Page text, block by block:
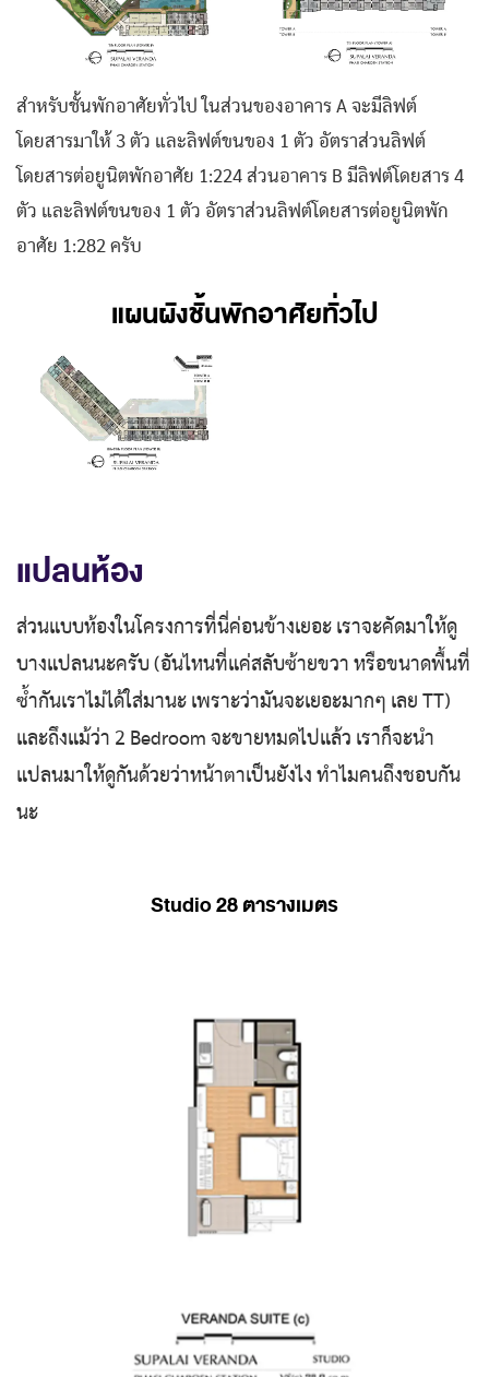
สำหรับชั้นพักอาศัยทั่วไป ในส่วนของอาคาร A จะมีลิฟต์
โดยสารมาให้ 3 ตัว และลิฟต์ขนของ 1 ตัว อัตราส่วนลิฟต์
โดยสารต่อยูนิตพักอาศัย 1:224 ส่วนอาคาร B มีลิฟต์โดยสาร 4
ตัว และลิฟต์ขนของ 1 ตัว อัตราส่วนลิฟต์โดยสารต่อยูนิตพัก
อาศัย 1:282 ครับ
แผนผังชั้นพักอาศัยทั่วไป
แปลนห้อง
ส่วนแบบห้องในโครงการที่นี่ค่อนข้างเยอะ เราจะคัดมาให้ดู
บางแปลนนะครับ (อันไหนที่แค่สลับซ้ายขวา หรือขนาดพื้นที่
ซ้ำกันเราไม่ได้ใส่มานะ เพราะว่ามันจะเยอะมากๆ เลย TT)
และถึงแม้ว่า 2 Bedroom จะขายหมดไปแล้ว เราก็จะนำ
แปลนมาให้ดูกันด้วยว่าหน้าตาเป็นยังไง ทำไมคนถึงชอบกัน
นะ
Studio 28 ตารางเมตร